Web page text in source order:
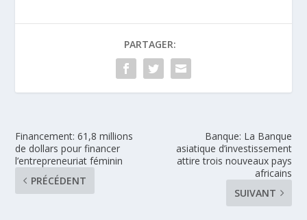
PARTAGER:
Financement: 61,8 millions
de dollars pour financer
l’entrepreneuriat féminin
PRÉCÉDENT
Banque: La Banque
asiatique d’investissement
attire trois nouveaux pays
africains
SUIVANT